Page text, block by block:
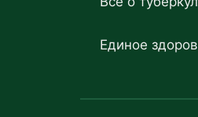
Единое